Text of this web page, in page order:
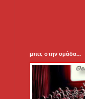
μπες στην ομάδα...